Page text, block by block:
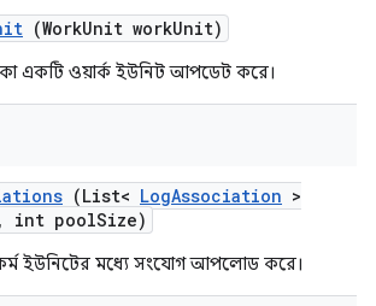
(WorkUnit workUnit)
একটি ওয়ার্ক ইউনিট আপডেট করে।
(List< LogAssociation >
, int poolSize)
ইউনিটের মধ্যে সংযোগ আপলোড করে।